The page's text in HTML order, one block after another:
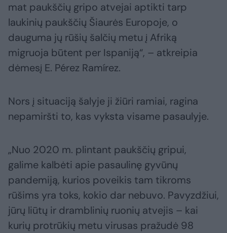
mat paukščių gripo atvejai aptikti tarp
laukinių paukščių Šiaurės Europoje, o
dauguma jų rūšių šalčių metu į Afriką
migruoja būtent per Ispaniją“, – atkreipia
dėmesį E. Pérez Ramírez.
Nors į situaciją šalyje ji žiūri ramiai, ragina
nepamiršti to, kas vyksta visame pasaulyje.
„Nuo 2020 m. plintant paukščių gripui,
galime kalbėti apie pasaulinę gyvūnų
pandemiją, kurios poveikis tam tikroms
rūšims yra toks, kokio dar nebuvo. Pavyzdžiui,
jūrų liūtų ir dramblinių ruonių atvejis – kai
kurių protrūkių metu virusas pražudė 98